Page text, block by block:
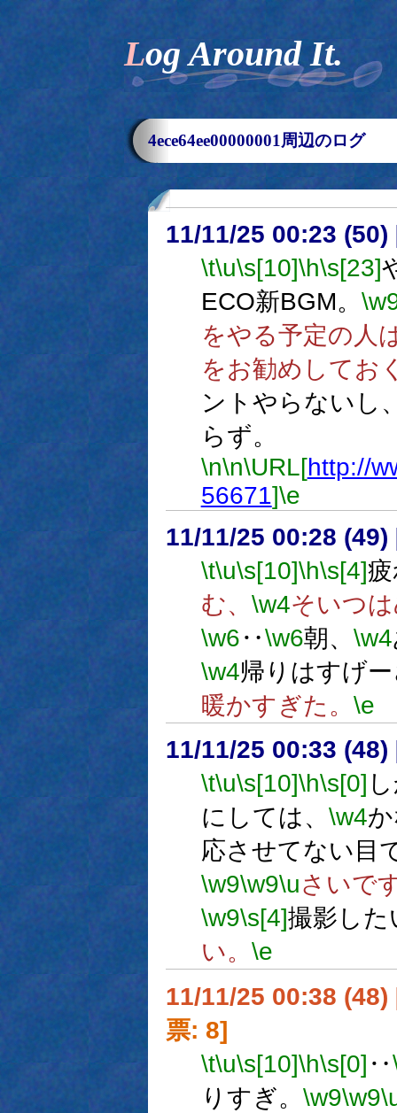
Log Around It.
4ece64ee00000001周辺のログ
11/11/25 00:23 (50)
\t\u\s[10]\h\s[23]
ECO新BGM。
をやる予定の人
をお勧めしてお
ントやらないし
らず。
\n\n\URL[http://
56671]\e
11/11/25 00:28 (49)
\t\u\s[10]\h\s[4]
む、 \w4そいつ
\w6‥\w6朝、 \w4
\w4帰りはすげ
暖かすぎた。 \e
11/11/25 00:33 (48)
\t\u\s[10]\h\s[0]
にしては、 \w4
応させてない目
\w9\w9\uさいで
\w9\s[4]撮影した
い。 \e
11/11/25 00:38 (48)
票: 8]
\t\u\s[10]\h\s[0] ‥
りすぎ。 \w9\w9